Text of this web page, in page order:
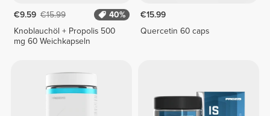
€9.59 €15.99
40%
Knoblauchöl + Propolis 500
mg 60 Weichkapseln
€15.99
Quercetin 60 caps